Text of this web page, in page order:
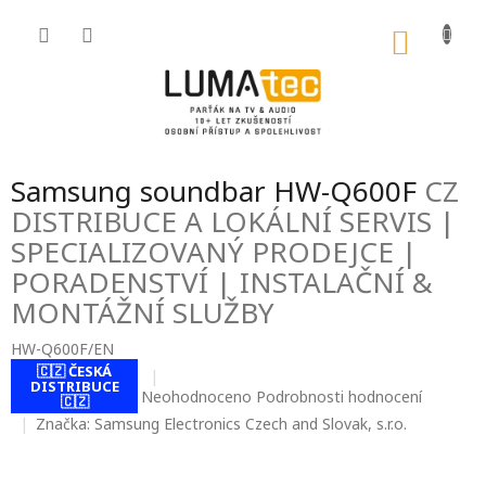
Samsung soundbar HW-Q600F CZ
DISTRIBUCE A LOKÁLNÍ SERVIS |
SPECIALIZOVANÝ PRODEJCE |
PORADENSTVÍ | INSTALAČNÍ &
MONTÁŽNÍ SLUŽBY
HW-Q600F/EN
🇨🇿 ČESKÁ
DISTRIBUCE
🇨🇿
Průměrné
hodnocení
produktu
Neohodnoceno Podrobnosti hodnocení
Značka: Samsung Electronics Czech and Slovak, s.r.o.